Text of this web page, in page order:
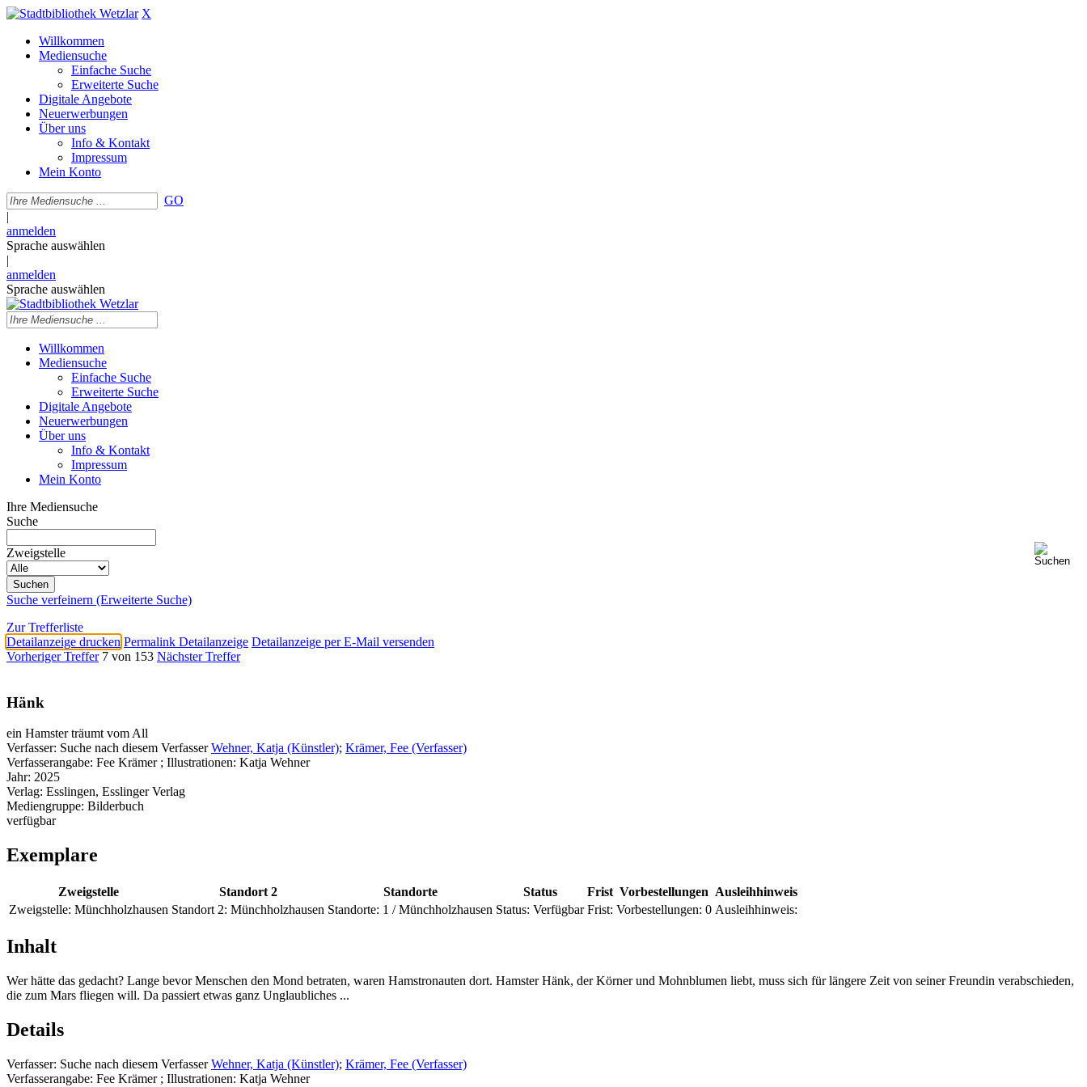
X
Willkommen
Mediensuche
Einfache Suche
Erweiterte Suche
Digitale Angebote
Neuerwerbungen
Über uns
Info & Kontakt
Impressum
Mein Konto
GO
|
anmelden
Sprache auswählen
|
anmelden
Sprache auswählen
Willkommen
Mediensuche
Einfache Suche
Erweiterte Suche
Digitale Angebote
Neuerwerbungen
Über uns
Info & Kontakt
Impressum
Mein Konto
Ihre Mediensuche
Suche
Zweigstelle
Suche verfeinern (Erweiterte Suche)
Zur Trefferliste
Detailanzeige drucken Permalink Detailanzeige Detailanzeige per E-Mail versenden
Vorheriger Treffer 7 von 153 Nächster Treffer
Hänk
ein Hamster träumt vom All
Verfasser: Suche nach diesem Verfasser Wehner, Katja (Künstler); Krämer, Fee (Verfasser)
Verfasserangabe: Fee Krämer ; Illustrationen: Katja Wehner
Jahr: 2025
Verlag: Esslingen, Esslinger Verlag
Mediengruppe: Bilderbuch
verfügbar
Exemplare
Zweigstelle Standort 2 Standorte Status Frist Vorbestellungen Ausleihhinweis
Zweigstelle: Münchholzhausen Standort 2: Münchholzhausen Standorte: 1 / Münchholzhausen Status: Verfügbar Frist: Vorbestellungen: 0 Ausleihhinweis:
Inhalt
Wer hätte das gedacht? Lange bevor Menschen den Mond betraten, waren Hamstronauten dort. Hamster Hänk, der Körner und Mohnblumen liebt, muss sich für längere Zeit von seiner Freundin verabschieden,
die zum Mars fliegen will. Da passiert etwas ganz Unglaubliches ...
Details
Verfasser: Suche nach diesem Verfasser Wehner, Katja (Künstler); Krämer, Fee (Verfasser)
Verfasserangabe: Fee Krämer ; Illustrationen: Katja Wehner